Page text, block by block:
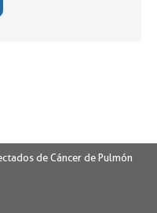
de Cáncer de Pulmón